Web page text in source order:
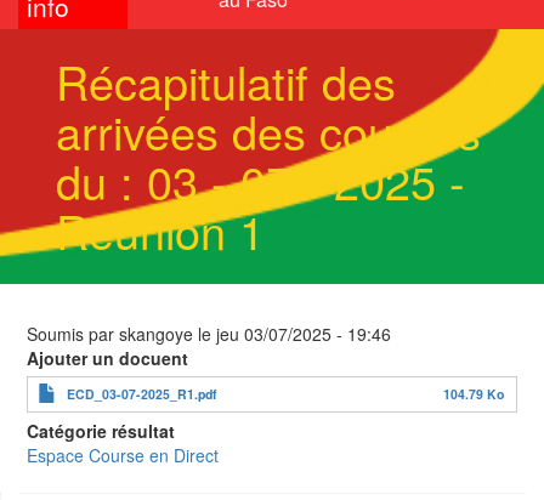
Récapitulatif des
arrivées des courses
du : 03 - 07 - 2025 -
Réunion 1
Soumis par skangoye le jeu 03/07/2025 - 19:46
Ajouter un docuent
ECD_03-07-2025_R1.pdf 104.79 Ko
Catégorie résultat
Espace Course en Direct